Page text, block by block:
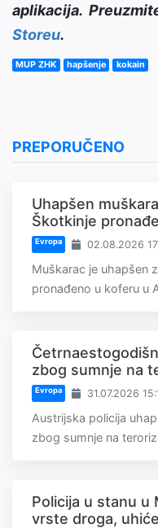
aplikacija.
Storeu.
MUP ZHK hapšenje kokain
PREPORUČENO
Uhapšen
Škotkinje
Evropa 02.08.2026
Muškarac je uhapšen
pronađeno u koferu u
zbog sumnje na
Evropa 31.07.2026
Austrijska policija
zbog sumnje na
Policija u stanu u
vrste droga,